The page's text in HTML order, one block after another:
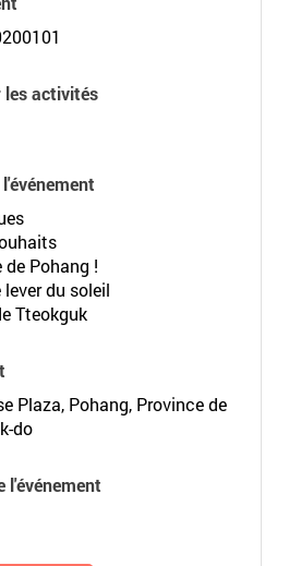
les activités
de Pohang !
lever du soleil
Tteokguk
Plaza, Pohang, Province de
do
l'événement